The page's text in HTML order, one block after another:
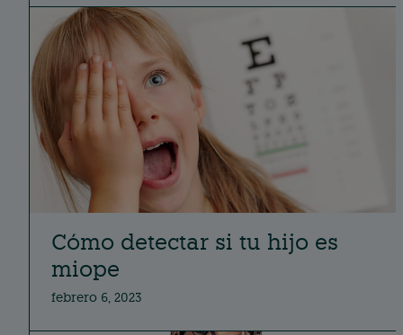
Cómo detectar si tu hijo es
miope
febrero 6, 2023